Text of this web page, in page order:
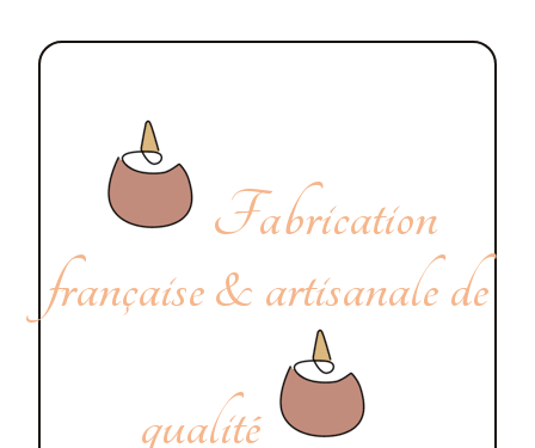
Fabrication
française & artisanale de
qualité